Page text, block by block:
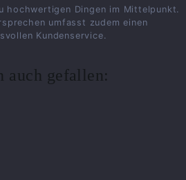
hochwertigen Dingen im Mittelpunkt.
umfasst zudem einen
Kundenservice.
auch gefallen: